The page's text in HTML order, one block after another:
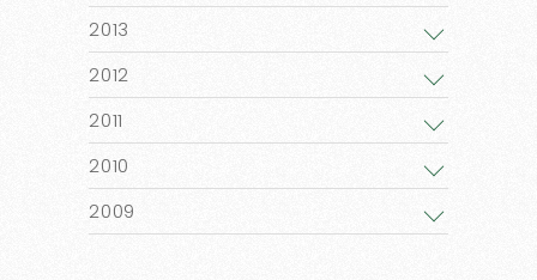
2013
2012
2011
2010
2009